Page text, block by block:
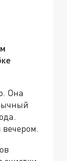
Она
вечером.